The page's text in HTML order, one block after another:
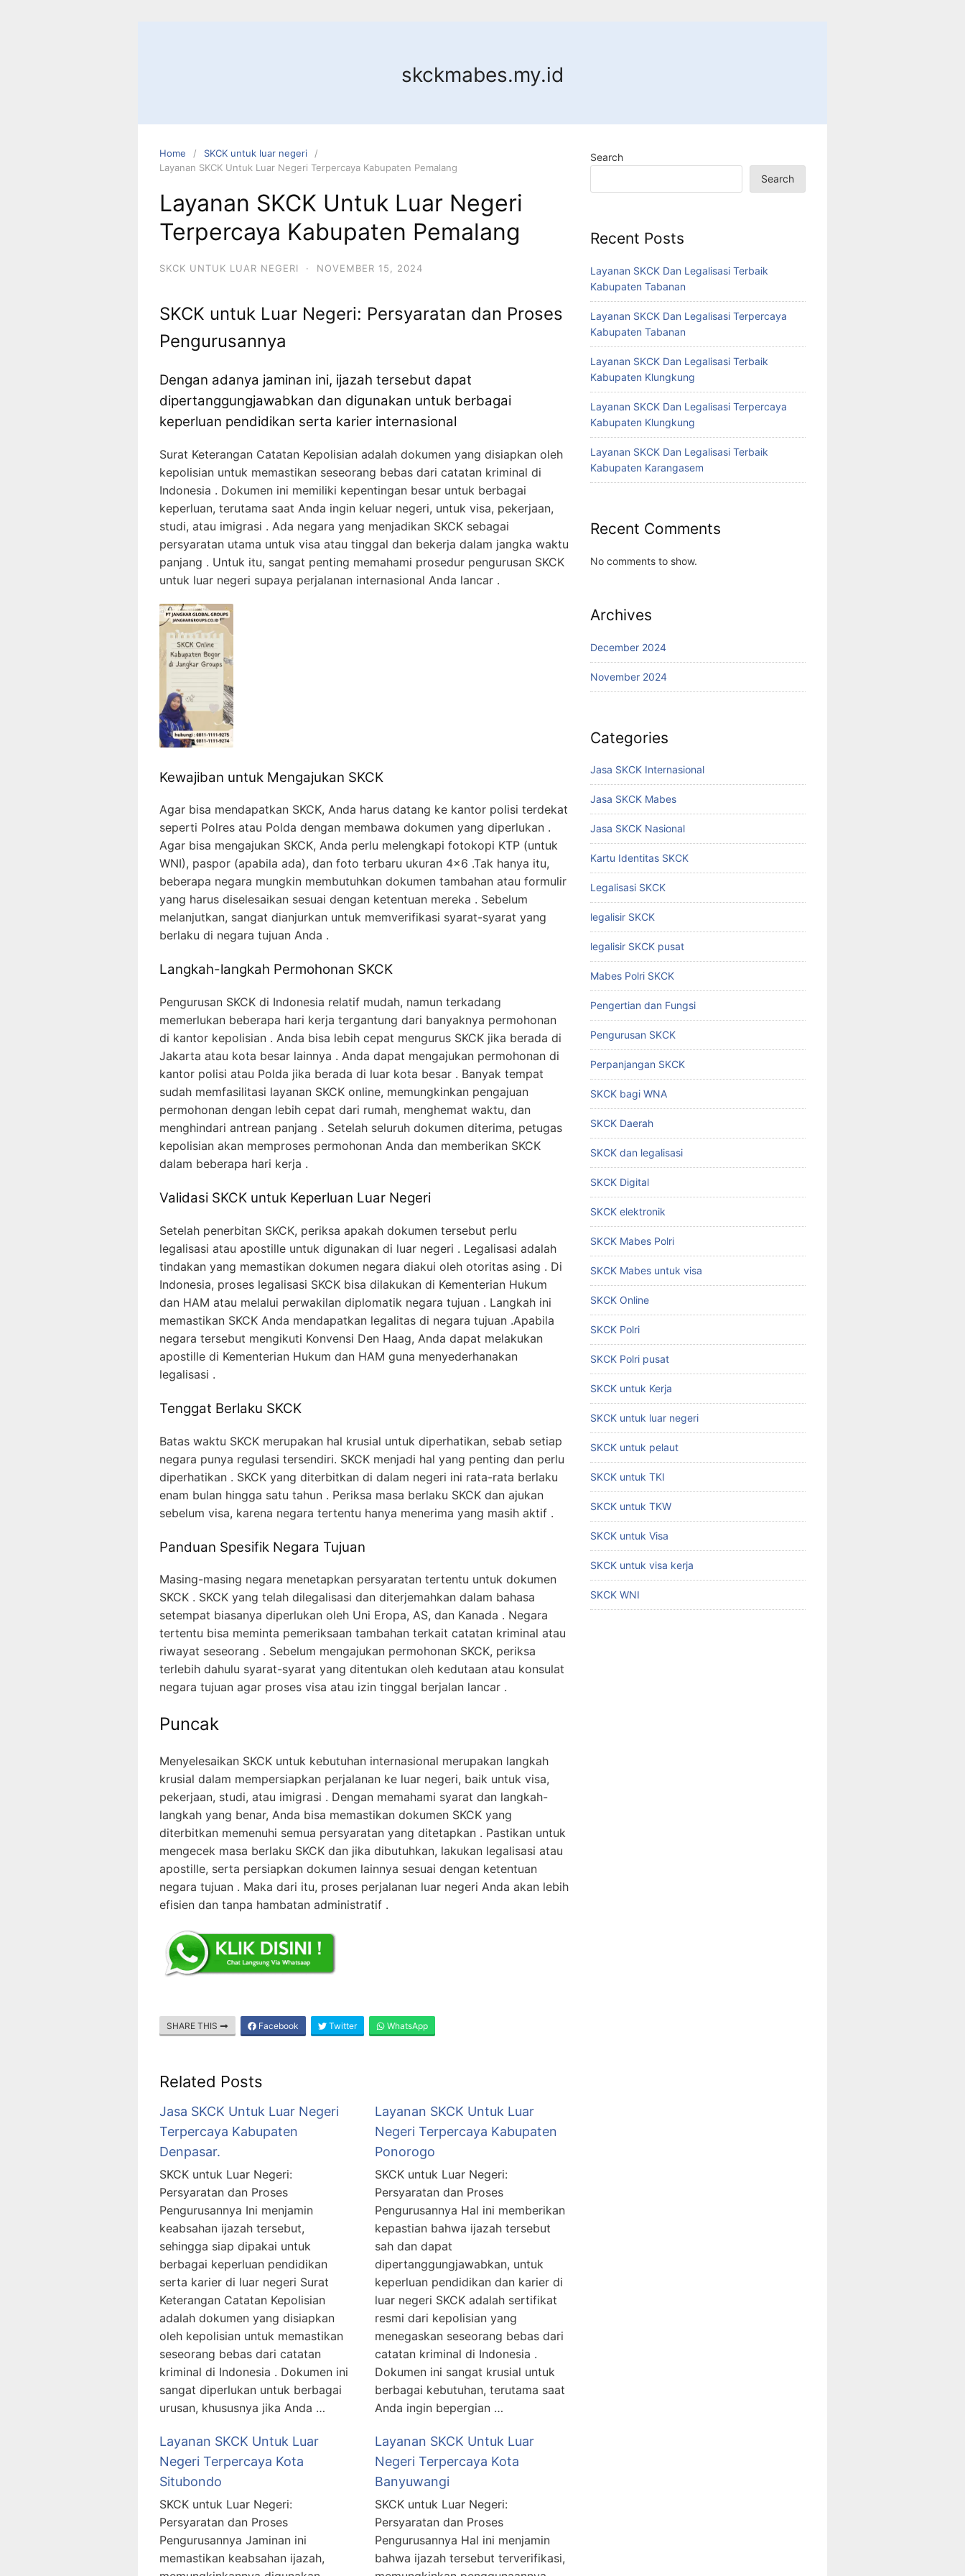
skckmabes.my.id
Home
SKCK untuk luar negeri
Layanan SKCK Untuk Luar Negeri Terpercaya Kabupaten Pemalang
Layanan SKCK Untuk Luar Negeri
Terpercaya Kabupaten Pemalang
SKCK UNTUK LUAR NEGERI · NOVEMBER 15, 2024
SKCK untuk Luar Negeri: Persyaratan dan Proses
Pengurusannya
Dengan adanya jaminan ini, ijazah tersebut dapat
dipertanggungjawabkan dan digunakan untuk berbagai
keperluan pendidikan serta karier internasional
Surat Keterangan Catatan Kepolisian adalah dokumen yang disiapkan oleh
kepolisian untuk memastikan seseorang bebas dari catatan kriminal di
Indonesia . Dokumen ini memiliki kepentingan besar untuk berbagai
keperluan, terutama saat Anda ingin keluar negeri, untuk visa, pekerjaan,
studi, atau imigrasi . Ada negara yang menjadikan SKCK sebagai
persyaratan utama untuk visa atau tinggal dan bekerja dalam jangka waktu
panjang . Untuk itu, sangat penting memahami prosedur pengurusan SKCK
untuk luar negeri supaya perjalanan internasional Anda lancar .
Kewajiban untuk Mengajukan SKCK
Agar bisa mendapatkan SKCK, Anda harus datang ke kantor polisi terdekat
seperti Polres atau Polda dengan membawa dokumen yang diperlukan .
Agar bisa mengajukan SKCK, Anda perlu melengkapi fotokopi KTP (untuk
WNI), paspor (apabila ada), dan foto terbaru ukuran 4×6 .Tak hanya itu,
beberapa negara mungkin membutuhkan dokumen tambahan atau formulir
yang harus diselesaikan sesuai dengan ketentuan mereka . Sebelum
melanjutkan, sangat dianjurkan untuk memverifikasi syarat-syarat yang
berlaku di negara tujuan Anda .
Langkah-langkah Permohonan SKCK
Pengurusan SKCK di Indonesia relatif mudah, namun terkadang
memerlukan beberapa hari kerja tergantung dari banyaknya permohonan
di kantor kepolisian . Anda bisa lebih cepat mengurus SKCK jika berada di
Jakarta atau kota besar lainnya . Anda dapat mengajukan permohonan di
kantor polisi atau Polda jika berada di luar kota besar . Banyak tempat
sudah memfasilitasi layanan SKCK online, memungkinkan pengajuan
permohonan dengan lebih cepat dari rumah, menghemat waktu, dan
menghindari antrean panjang . Setelah seluruh dokumen diterima, petugas
kepolisian akan memproses permohonan Anda dan memberikan SKCK
dalam beberapa hari kerja .
Validasi SKCK untuk Keperluan Luar Negeri
Setelah penerbitan SKCK, periksa apakah dokumen tersebut perlu
legalisasi atau apostille untuk digunakan di luar negeri . Legalisasi adalah
tindakan yang memastikan dokumen negara diakui oleh otoritas asing . Di
Indonesia, proses legalisasi SKCK bisa dilakukan di Kementerian Hukum
dan HAM atau melalui perwakilan diplomatik negara tujuan . Langkah ini
memastikan SKCK Anda mendapatkan legalitas di negara tujuan .Apabila
negara tersebut mengikuti Konvensi Den Haag, Anda dapat melakukan
apostille di Kementerian Hukum dan HAM guna menyederhanakan
legalisasi .
Tenggat Berlaku SKCK
Batas waktu SKCK merupakan hal krusial untuk diperhatikan, sebab setiap
negara punya regulasi tersendiri. SKCK menjadi hal yang penting dan perlu
diperhatikan . SKCK yang diterbitkan di dalam negeri ini rata-rata berlaku
enam bulan hingga satu tahun . Periksa masa berlaku SKCK dan ajukan
sebelum visa, karena negara tertentu hanya menerima yang masih aktif .
Panduan Spesifik Negara Tujuan
Masing-masing negara menetapkan persyaratan tertentu untuk dokumen
SKCK . SKCK yang telah dilegalisasi dan diterjemahkan dalam bahasa
setempat biasanya diperlukan oleh Uni Eropa, AS, dan Kanada . Negara
tertentu bisa meminta pemeriksaan tambahan terkait catatan kriminal atau
riwayat seseorang . Sebelum mengajukan permohonan SKCK, periksa
terlebih dahulu syarat-syarat yang ditentukan oleh kedutaan atau konsulat
negara tujuan agar proses visa atau izin tinggal berjalan lancar .
Puncak
Menyelesaikan SKCK untuk kebutuhan internasional merupakan langkah
krusial dalam mempersiapkan perjalanan ke luar negeri, baik untuk visa,
pekerjaan, studi, atau imigrasi . Dengan memahami syarat dan langkah-
langkah yang benar, Anda bisa memastikan dokumen SKCK yang
diterbitkan memenuhi semua persyaratan yang ditetapkan . Pastikan untuk
mengecek masa berlaku SKCK dan jika dibutuhkan, lakukan legalisasi atau
apostille, serta persiapkan dokumen lainnya sesuai dengan ketentuan
negara tujuan . Maka dari itu, proses perjalanan luar negeri Anda akan lebih
efisien dan tanpa hambatan administratif .
SHARE THIS Facebook Twitter WhatsApp
Related Posts
Jasa SKCK Untuk Luar Negeri
Terpercaya Kabupaten
Denpasar.
SKCK untuk Luar Negeri:
Persyaratan dan Proses
Pengurusannya Ini menjamin
keabsahan ijazah tersebut,
sehingga siap dipakai untuk
berbagai keperluan pendidikan
serta karier di luar negeri Surat
Keterangan Catatan Kepolisian
adalah dokumen yang disiapkan
oleh kepolisian untuk memastikan
seseorang bebas dari catatan
kriminal di Indonesia . Dokumen ini
sangat diperlukan untuk berbagai
urusan, khususnya jika Anda …
Layanan SKCK Untuk Luar
Negeri Terpercaya Kabupaten
Ponorogo
SKCK untuk Luar Negeri:
Persyaratan dan Proses
Pengurusannya Hal ini memberikan
kepastian bahwa ijazah tersebut
sah dan dapat
dipertanggungjawabkan, untuk
keperluan pendidikan dan karier di
luar negeri SKCK adalah sertifikat
resmi dari kepolisian yang
menegaskan seseorang bebas dari
catatan kriminal di Indonesia .
Dokumen ini sangat krusial untuk
berbagai kebutuhan, terutama saat
Anda ingin bepergian …
Layanan SKCK Untuk Luar
Negeri Terpercaya Kota
Situbondo
SKCK untuk Luar Negeri:
Persyaratan dan Proses
Pengurusannya Jaminan ini
memastikan keabsahan ijazah,
Layanan SKCK Untuk Luar
Negeri Terpercaya Kota
Banyuwangi
SKCK untuk Luar Negeri:
Persyaratan dan Proses
Pengurusannya Hal ini menjamin
bahwa ijazah tersebut terverifikasi,
Search
Search
Recent Posts
Layanan SKCK Dan Legalisasi Terbaik
Kabupaten Tabanan
Layanan SKCK Dan Legalisasi Terpercaya
Kabupaten Tabanan
Layanan SKCK Dan Legalisasi Terbaik
Kabupaten Klungkung
Layanan SKCK Dan Legalisasi Terpercaya
Kabupaten Klungkung
Layanan SKCK Dan Legalisasi Terbaik
Kabupaten Karangasem
Recent Comments
No comments to show.
Archives
December 2024
November 2024
Categories
Jasa SKCK Internasional
Jasa SKCK Mabes
Jasa SKCK Nasional
Kartu Identitas SKCK
Legalisasi SKCK
legalisir SKCK
legalisir SKCK pusat
Mabes Polri SKCK
Pengertian dan Fungsi
Pengurusan SKCK
Perpanjangan SKCK
SKCK bagi WNA
SKCK Daerah
SKCK dan legalisasi
SKCK Digital
SKCK elektronik
SKCK Mabes Polri
SKCK Mabes untuk visa
SKCK Online
SKCK Polri
SKCK Polri pusat
SKCK untuk Kerja
SKCK untuk luar negeri
SKCK untuk pelaut
SKCK untuk TKI
SKCK untuk TKW
SKCK untuk Visa
SKCK untuk visa kerja
SKCK WNI